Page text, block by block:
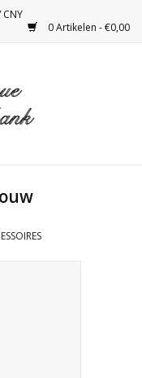
CNY
0 Artikelen - €0,00